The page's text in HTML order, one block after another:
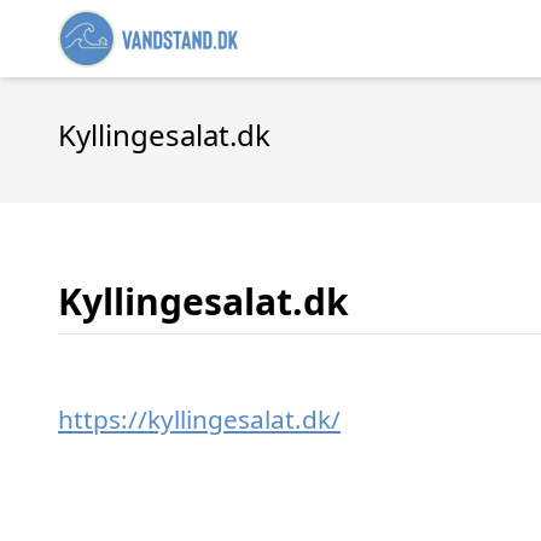
Kyllingesalat.dk
Kyllingesalat.dk
https://kyllingesalat.dk/